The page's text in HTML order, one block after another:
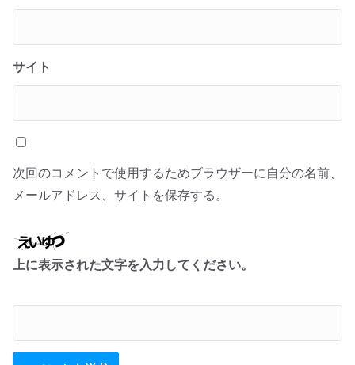
サイト
次回のコメントで使用するためブラウザーに自分の名前、
メールアドレス、サイトを保存する。
上に表示された文字を入力してください。